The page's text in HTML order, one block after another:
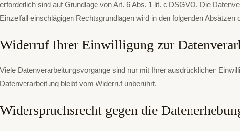
erforderlich sind auf Grundlage von Art. 6 Abs. 1 lit. c DSGVO. Die
Einzelfall einschlägigen Rechtsgrundlagen wird in den folgenden
Widerruf Ihrer Einwilligung zur
Viele Datenverarbeitungsvorgänge sind nur mit Ihrer ausdrücklichen
Datenverarbeitung bleibt vom Widerruf unberührt.
Widerspruchsrecht gegen die